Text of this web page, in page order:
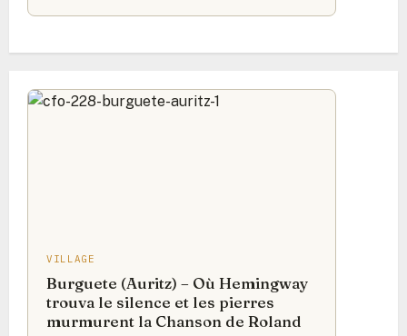
VILLAGE
Burguete (Auritz) – Où Hemingway
trouva le silence et les pierres
murmurent la Chanson de Roland